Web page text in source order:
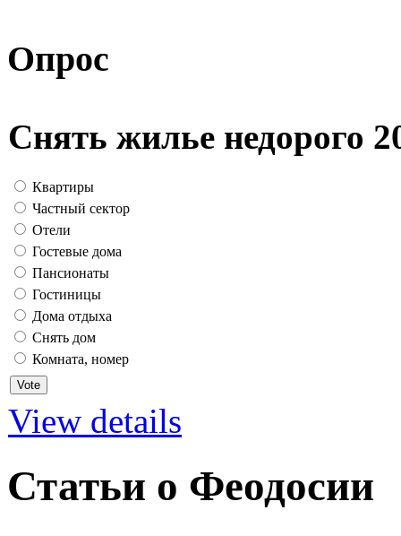
Опрос
Снять жилье недорого
Квартиры
Частный сектор
Отели
Гостевые дома
Пансионаты
Гостиницы
Дома отдыха
Снять дом
Комната, номер
View details
Статьи о Феодосии